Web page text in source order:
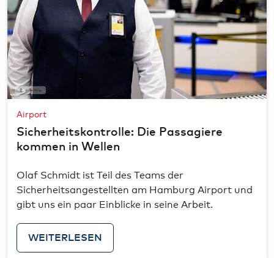
Oliver Sorg
Sicherheitskontrolle: Die Passagiere
kommen in Wellen
Airport
Olaf Schmidt ist Teil des Teams der
Sicherheitsangestellten am Hamburg Airport und
gibt uns ein paar Einblicke in seine Arbeit.
WEITERLESEN